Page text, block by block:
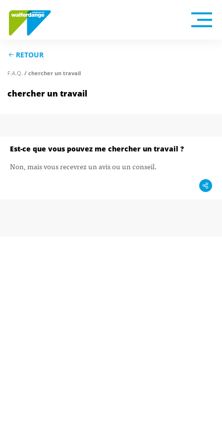
RETOUR
F.A.Q. / chercher un travail
chercher un travail
Est-ce que vous pouvez me chercher un travail ?
Non, mais vous recevrez un avis ou un conseil.